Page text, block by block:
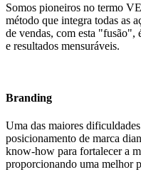
Somos pioneiros no termo
método que integra todas as
de vendas, com esta "fusão",
e resultados mensuráveis.
Branding
Uma das maiores
posicionamento de marca
know-how para fortalecer a
proporcionando uma melhor